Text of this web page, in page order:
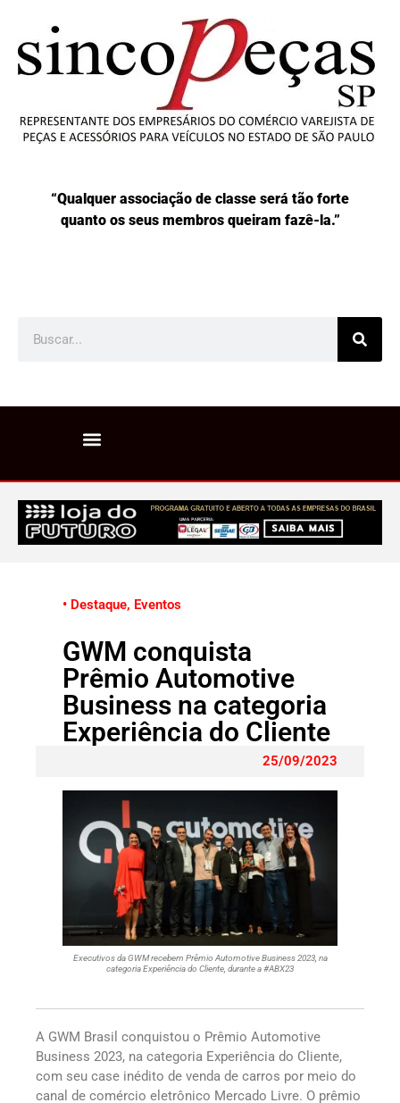
“Qualquer associação de classe será tão forte
quanto os seus membros queiram fazê-la.”
• Destaque, Eventos
GWM conquista
Prêmio Automotive
Business na categoria
Experiência do Cliente
25/09/2023
Executivos da GWM recebem Prêmio Automotive Business 2023, na
categoria Experiência do Cliente, durante a #ABX23
A GWM Brasil conquistou o Prêmio Automotive
Business 2023, na categoria Experiência do Cliente,
com seu case inédito de venda de carros por meio do
canal de comércio eletrônico Mercado Livre. O prêmio